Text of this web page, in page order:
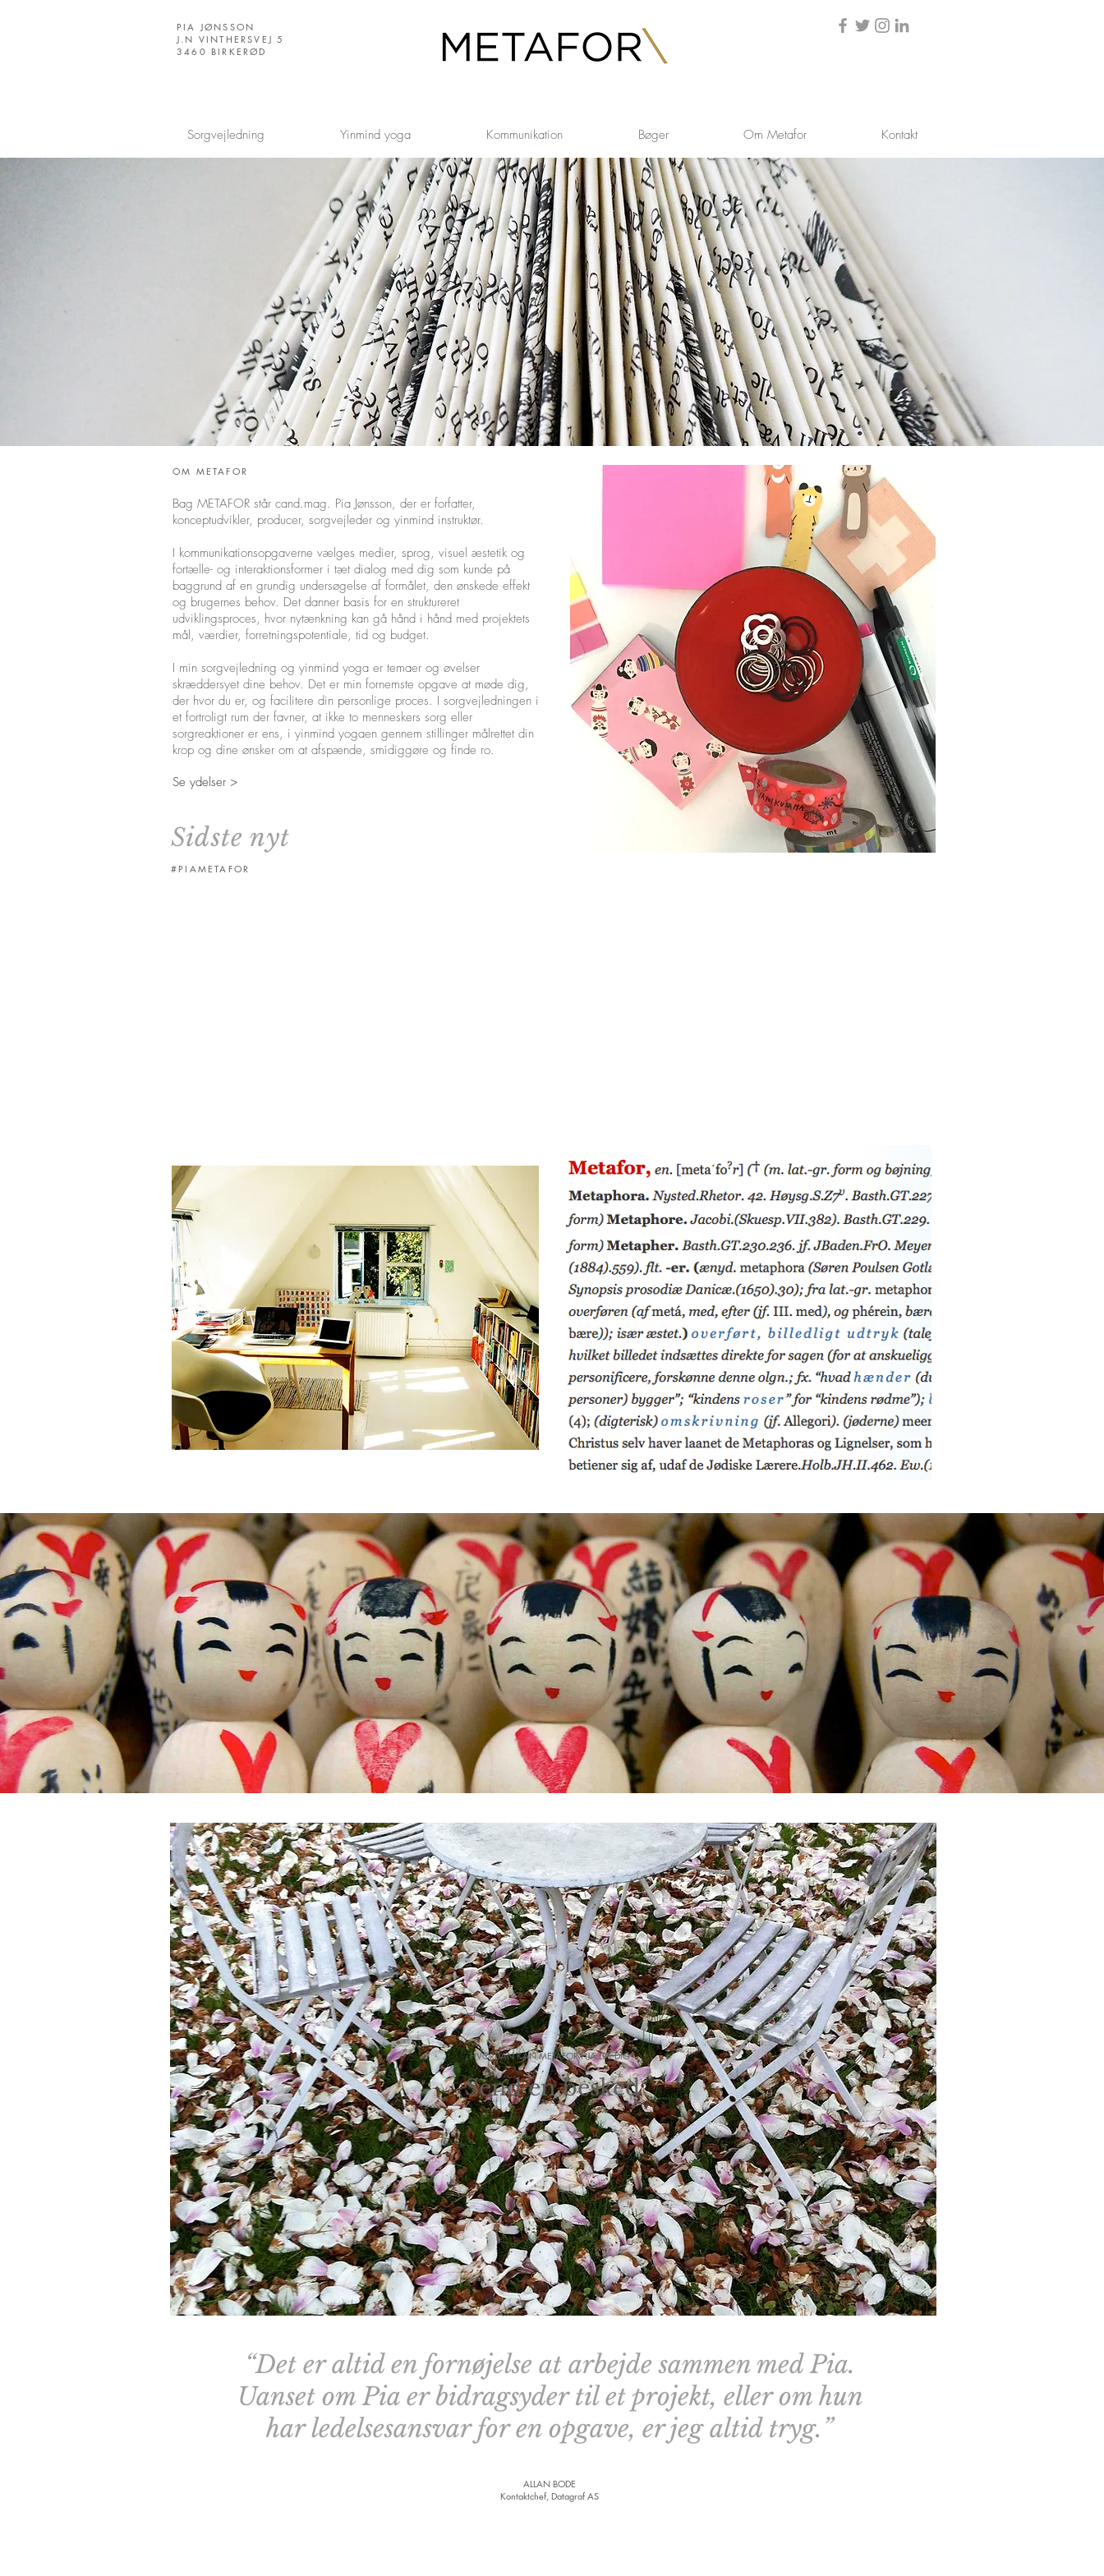
PIA JØNSSON
J.N VINTHERSVEJ 5
3460 BIRKERØD
Sorgvejledning Yinmind yoga Kommunikation Bøger Om Metafor Kontakt
OM METAFOR
Bag METAFOR står cand.mag. Pia Jønsson, der er forfatter,
konceptudvikler, producer, sorgvejleder og yinmind instruktør.
I kommunikationsopgaverne vælges medier, sprog, visuel æstetik og
fortælle- og interaktionsformer i tæt dialog med dig som kunde på
baggrund af en grundig undersøgelse af formålet, den ønskede effekt
og brugernes behov. Det danner basis for en struktureret
udviklingsproces, hvor nytænkning kan gå hånd i hånd med projektets
mål, værdier, forretningspotentiale, tid og budget.
I min sorgvejledning og yinmind yoga er temaer og øvelser
skræddersyet dine behov. Det er min fornemste opgave at møde dig,
der hvor du er, og facilitere din personlige proces. I sorgvejledningen i
et fortroligt rum der favner, at ikke to menneskers sorg eller
sorgreaktioner er ens, i yinmind yogaen gennem stillinger målrettet din
krop og dine ønsker om at afspænde, smidiggøre og finde ro.
Se ydelser >
Sidste nyt
#PIAMETAFOR
HVORDAN KAN METAFOR HJÆLPE DIG?
Send en besked
“Det er altid en fornøjelse at arbejde sammen med Pia.
Uanset om Pia er bidragsyder til et projekt, eller om hun
har ledelsesansvar for en opgave, er jeg altid tryg. ”
ALLAN BODE
Kontaktchef, Datagraf AS